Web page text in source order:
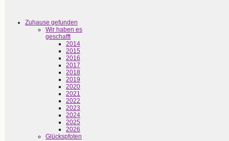
Zuhause gefunden
Wir haben es
geschafft
2014
2015
2016
2017
2018
2019
2020
2021
2022
2023
2024
2025
2026
Glückspfoten